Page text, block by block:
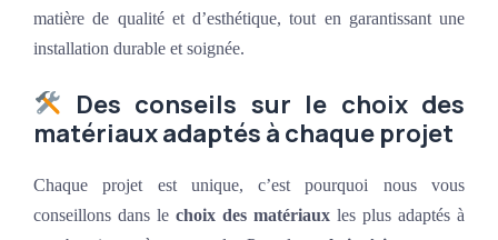
matière de qualité et d’esthétique, tout en garantissant une
installation durable et soignée.
Des conseils sur le choix des
matériaux adaptés à chaque projet
Chaque projet est unique, c’est pourquoi nous vous
conseillons dans le choix des matériaux les plus adaptés à